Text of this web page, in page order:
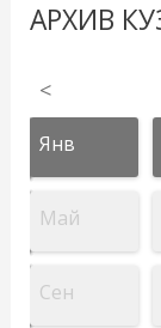
АРХИВ
<
Янв
Май
Сен